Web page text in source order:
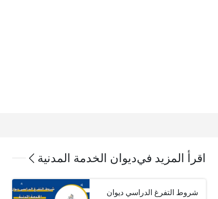
اقرأ المزيد فيديوان الخدمة المدنية
شروط التفرغ الدراسي ديوان